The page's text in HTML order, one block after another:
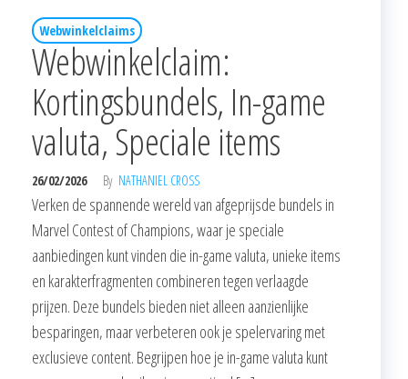
Webwinkelclaims
Webwinkelclaim:
Kortingsbundels, In-game
valuta, Speciale items
26/02/2026 By NATHANIEL CROSS
Verken de spannende wereld van afgeprijsde bundels in
Marvel Contest of Champions, waar je speciale
aanbiedingen kunt vinden die in-game valuta, unieke items
en karakterfragmenten combineren tegen verlaagde
prijzen. Deze bundels bieden niet alleen aanzienlijke
besparingen, maar verbeteren ook je spelervaring met
exclusieve content. Begrijpen hoe je in-game valuta kunt